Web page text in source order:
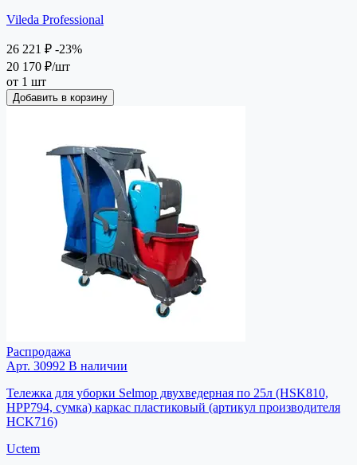
Vileda Professional
26 221 ₽ -23%
20 170 ₽/шт
от 1 шт
Добавить в корзину
Распродажа
Арт. 30992 В наличии
Тележка для уборки Selmop двухведерная по 25л (HSK810,
HPP794, сумка) каркас пластиковый (артикул производителя
HCK716)
Uctem